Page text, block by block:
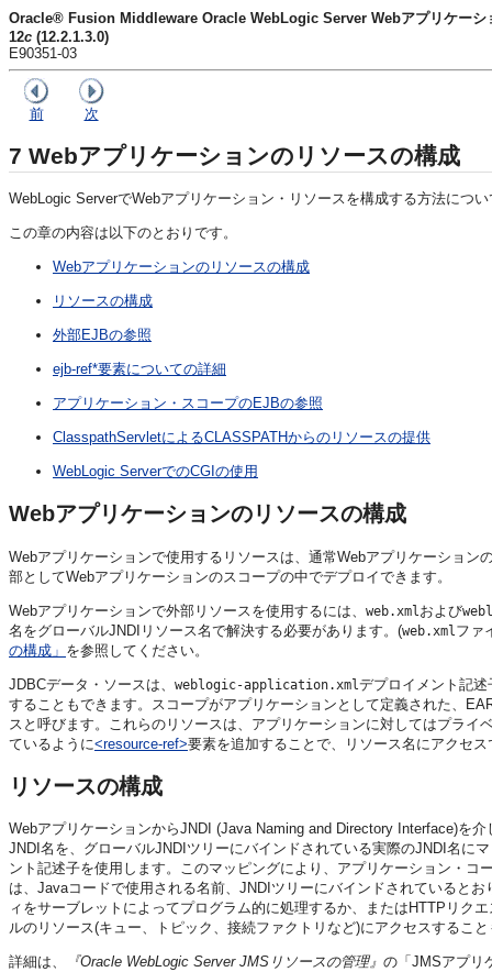
Oracle® Fusion Middleware Oracle WebLogic Server Webアプリケーシ
12c (12.2.1.3.0)
E90351-03
前 次
7 Webアプリケーションのリソースの構成
WebLogic ServerでWebアプリケーション・リソースを構成する方法につ
この章の内容は以下のとおりです。
Webアプリケーションのリソースの構成
リソースの構成
外部EJBの参照
ejb-ref*要素についての詳細
アプリケーション・スコープのEJBの参照
ClasspathServletによるCLASSPATHからのリソースの提供
WebLogic ServerでのCGIの使用
Webアプリケーションのリソースの構成
Webアプリケーションで使用するリソースは、通常Webアプリケーショ
部としてWebアプリケーションのスコープの中でデプロイできます。
Webアプリケーションで外部リソースを使用するには、 web.xml および
名をグローバルJNDIリソース名で解決する必要があります。(web.xml ファ
の構成」 を参照してください。
JDBCデータ・ソースは、 weblogic-application.xmlデプロイメント記
することもできます。スコープがアプリケーションとして定義された、
スと呼びます。これらのリソースは、アプリケーションに対してはプラ
ているように<resource-ref>要素を追加することで、リソース名にアクセス
リソースの構成
WebアプリケーションからJNDI (Java Naming and Directory Interface)を
JNDI名を、グローバルJNDIツリーにバインドされている実際のJNDI名に
ント記述子を使用します。このマッピングにより、アプリケーション・
は、Javaコードで使用される名前、JNDIツリーにバインドされていると
ィをサーブレットによってプログラム的に処理するか、またはHTTPリク
ルのリソース(キュー、トピック、接続ファクトリなど)にアクセスするこ
詳細は、 『Oracle WebLogic Server JMSリソースの管理』 の 「JMSアプ